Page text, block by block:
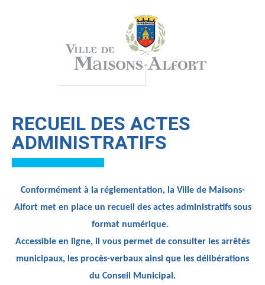
RECUEIL DES ACTES
ADMINISTRATIFS
Conformément à la réglementation, la Ville de Maisons-
Alfort met en place un recueil des actes administratifs sous
format numérique.
Accessible en ligne, il vous permet de consulter les arrêtés
municipaux, les procès-verbaux ainsi que les délibérations
du Conseil Municipal.